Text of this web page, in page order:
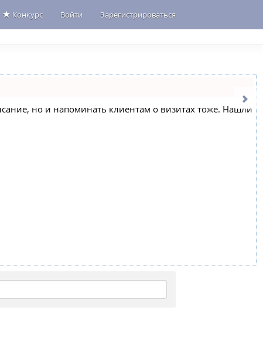
Конкурс Войти Зарегистрироваться
но и напоминать клиентам о визитах тоже. Нашли